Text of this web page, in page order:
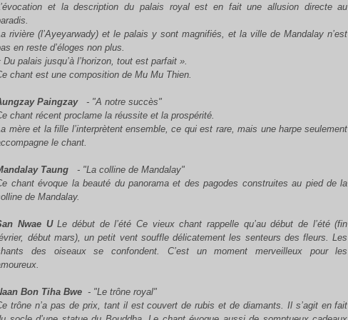
et la description du palais royal est en fait une allusion directe au
rivière (l’Ayeyarwady) et le palais y sont magnifiés, et la ville de Mandalay n’est
en reste d’éloges non plus.
Du palais jusqu’à l’horizon, tout est parfait ».
chant est une composition de Mu Mu Thien.
Paingzay- "A notre succès"
chant récent proclame la réussite et la prospérité.
mère et la fille l’interprètent ensemble, ce qui est rare, mais une harpe seulement
le chant.
Taung - "La colline de Mandalay"
chant évoque la beauté du panorama et des pagodes construites au pied de la
de Mandalay.
Nwae ULe début de l’été Ce vieux chant rappelle qu’au début de l’été (fin
début mars), un petit vent souffle délicatement les senteurs des fleurs. Les
des oiseaux se confondent. C’est un moment merveilleux pour les
Bon Tiha Bwe - "Le trône royal"
trône n’a pas de prix, tant il est couvert de rubis et de diamants. Il s’agit en fait